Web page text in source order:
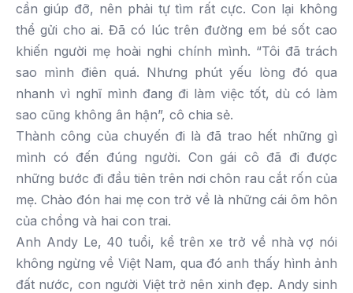
cần giúp đỡ, nên phải tự tìm rất cực. Con lại không
thể gửi cho ai. Đã có lúc trên đường em bé sốt cao
khiến người mẹ hoài nghi chính mình. “Tôi đã trách
sao mình điên quá. Nhưng phút yếu lòng đó qua
nhanh vì nghĩ mình đang đi làm việc tốt, dù có làm
sao cũng không ân hận”, cô chia sẻ.
Thành công của chuyến đi là đã trao hết những gì
mình có đến đúng người. Con gái cô đã đi được
những bước đi đầu tiên trên nơi chôn rau cắt rốn của
mẹ. Chào đón hai mẹ con trở về là những cái ôm hôn
của chồng và hai con trai.
Anh Andy Le, 40 tuổi, kể trên xe trở về nhà vợ nói
không ngừng về Việt Nam, qua đó anh thấy hình ảnh
đất nước, con người Việt trở nên xinh đẹp. Andy sinh